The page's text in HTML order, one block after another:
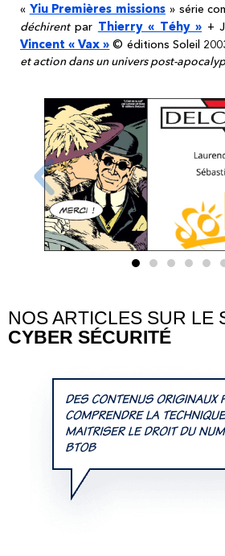
« Yiu Premières missions » série
déchirentpar Thierry « Téhy » +
Vincent « Vax » © éditions Soleil
et action dans un univers post-
NOS ARTICLES SUR LE
CYBER SÉCURITÉ